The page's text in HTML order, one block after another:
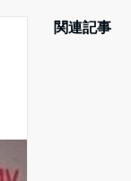
関連記事